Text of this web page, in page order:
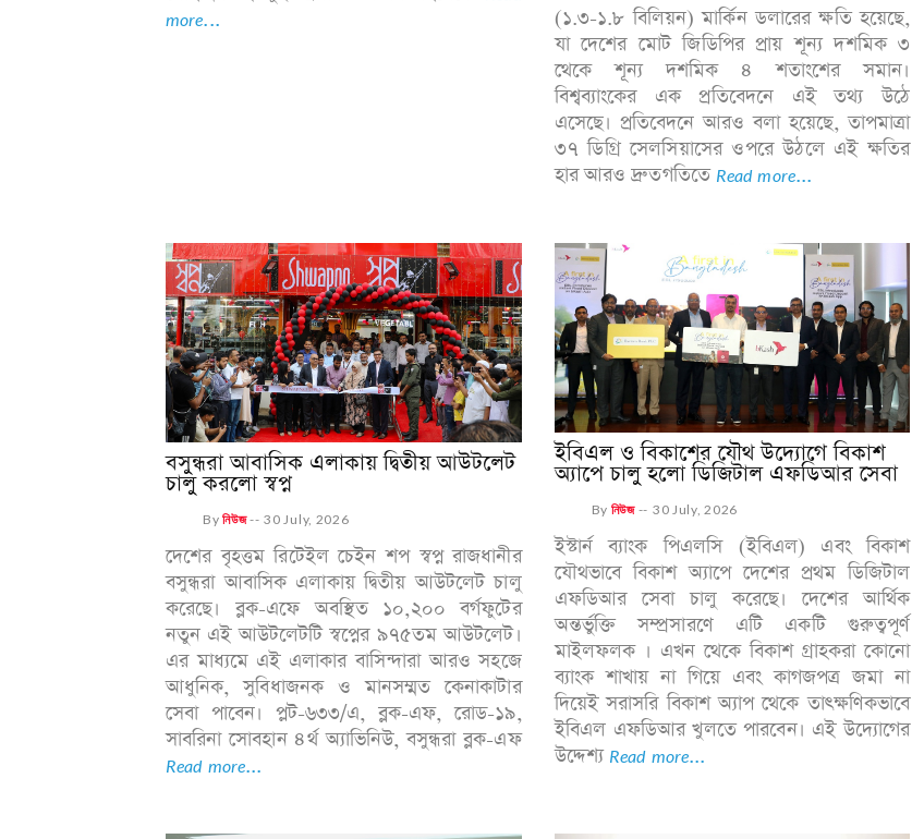
more...
(১.৩-১.৮ বিলিয়ন) মার্কিন ডলারের ক্ষতি হয়েছে,
যা দেশের মোট জিডিপির প্রায় শূন্য দশমিক ৩
থেকে শূন্য দশমিক ৪ শতাংশের সমান।
বিশ্বব্যাংকের এক প্রতিবেদনে এই তথ্য উঠে
এসেছে। প্রতিবেদনে আরও বলা হয়েছে, তাপমাত্রা
৩৭ ডিগ্রি সেলসিয়াসের ওপরে উঠলে এই ক্ষতির
হার আরও দ্রুতগতিতে Read more...
বসুন্ধরা আবাসিক এলাকায় দ্বিতীয় আউটলেট
চালু করলো স্বপ্ন
Byনিউজ-- 30 July, 2026
দেশের বৃহত্তম রিটেইল চেইন শপ স্বপ্ন রাজধানীর
বসুন্ধরা আবাসিক এলাকায় দ্বিতীয় আউটলেট চালু
করেছে। ব্লক-এফে অবস্থিত ১০,২০০ বর্গফুটের
নতুন এই আউটলেটটি স্বপ্নের ৯৭৫তম আউটলেট।
এর মাধ্যমে এই এলাকার বাসিন্দারা আরও সহজে
আধুনিক, সুবিধাজনক ও মানসম্মত কেনাকাটার
সেবা পাবেন। প্লট-৬৩৩/এ, ব্লক-এফ, রোড-১৯,
সাবরিনা সোবহান ৪র্থ অ্যাভিনিউ, বসুন্ধরা ব্লক-এফ
Read more...
ইবিএল ও বিকাশের যৌথ উদ্যোগে বিকাশ
অ্যাপে চালু হলো ডিজিটাল এফডিআর সেবা
By নিউজ-- 30 July, 2026
ইস্টার্ন ব্যাংক পিএলসি (ইবিএল) এবং বিকাশ
যৌথভাবে বিকাশ অ্যাপে দেশের প্রথম ডিজিটাল
এফডিআর সেবা চালু করেছে। দেশের আর্থিক
অন্তর্ভুক্তি সম্প্রসারণে এটি একটি গুরুত্বপূর্ণ
মাইলফলক । এখন থেকে বিকাশ গ্রাহকরা কোনো
ব্যাংক শাখায় না গিয়ে এবং কাগজপত্র জমা না
দিয়েই সরাসরি বিকাশ অ্যাপ থেকে তাৎক্ষণিকভাবে
ইবিএল এফডিআর খুলতে পারবেন। এই উদ্যোগের
উদ্দেশ্য Read more...